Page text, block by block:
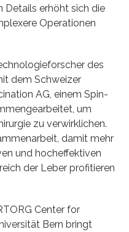
Details erhöht sich die
Operationen
des
dem Schweizer
AG, einem Spin-
um
zu verwirklichen.
damit mehr
und hocheffektiven
der Leber profitieren
Center for
Bern bringt